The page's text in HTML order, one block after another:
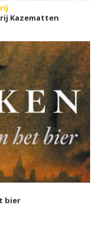
Kazematten
bier